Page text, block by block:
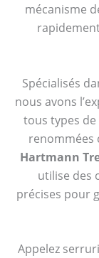
mécanisme
Spécialisés
nous avons
tous types
renommées
Hartmann
utilise des
précises pour
Appelez